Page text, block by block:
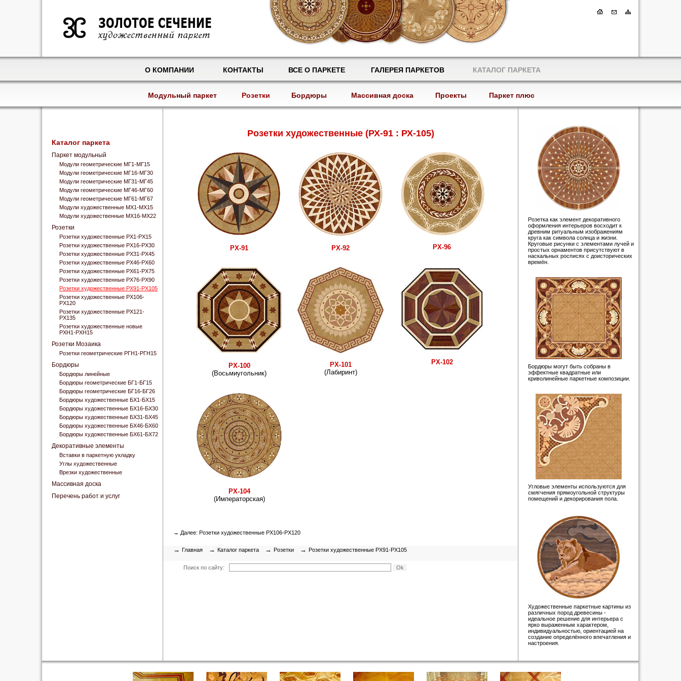
О КОМПАНИИ КОНТАКТЫ ВСЕ О ПАРКЕТЕ ГАЛЕРЕЯ ПАРКЕТОВ КАТАЛОГ ПАРКЕТА
Модульный паркет Розетки Бордюры Массивная доска Проекты Паркет плюс
Каталог паркета
Паркет модульный
Модули геометрические МГ1-МГ15
Модули геометрические МГ16-МГ30
Модули геометрические МГ31-МГ45
Модули геометрические МГ46-МГ60
Модули геометрические МГ61-МГ67
Модули художественные МХ1-МХ15
Модули художественные МХ16-МХ22
Розетки
Розетки художественные РХ1-РХ15
Розетки художественные РХ16-РХ30
Розетки художественные РХ31-РХ45
Розетки художественные РХ46-РХ60
Розетки художественные РХ61-РХ75
Розетки художественные РХ76-РХ90
Розетки художественные РХ91-РХ105
Розетки художественные РХ106-
РХ120
Розетки художественные РХ121-
РХ135
Розетки художественные новые
РХН1-РХН15
Розетки Мозаика
Розетки геометрические РГН1-РГН15
Бордюры
Бордюры линейные
Бордюры геометрические БГ1-БГ15
Бордюры геометрические БГ16-БГ26
Бордюры художественные БХ1-БХ15
Бордюры художественные БХ16-БХ30
Бордюры художественные БХ31-БХ45
Бордюры художественные БХ46-БХ60
Бордюры художественные БХ61-БХ72
Декоративные элементы
Вставки в паркетную укладку
Углы художественные
Врезки художественные
Массивная доска
Перечень работ и услуг
Розетки художественные (РХ-91 : РХ-105)
РХ-91 РХ-92 РХ-96
РХ-100
(Восьмиугольник)
РХ-101
(Лабиринт)
РХ-102
РХ-104
(Императорская)
→ Далее: Розетки художественные РХ106-РХ120
→ Главная → Каталог паркета → Розетки → Розетки художественные РХ91-РХ105
Поиск по сайту:
Розетка как элемент декоративного
оформления интерьеров восходит к
древним ритуальным изображениям
круга как символа солнца и жизни.
Круговые рисунки с элементами лучей и
простых орнаментов присутствуют в
наскальных росписях с доисторических
времён.
Бордюры могут быть собраны в
эффектные квадратные или
криволинейные паркетные композиции.
Угловые элементы используются для
смягчения прямоугольной структуры
помещений и декорирования пола.
Художественные паркетные картины из
различных пород древесины -
идеальное решение для интерьера с
ярко выраженным характером,
индивидуальностью, ориентацией на
создание определённого впечатления и
настроения.